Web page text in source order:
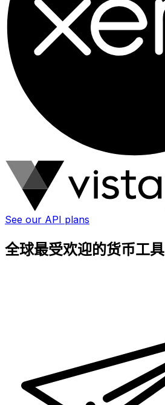
See our API plans
全球最受欢迎的货币工具